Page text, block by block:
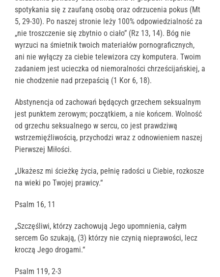
spotykania się z zaufaną osobą oraz odrzucenia pokus (Mt
5, 29-30). Po naszej stronie leży 100% odpowiedzialność za
„nie troszczenie się zbytnio o ciało” (Rz 13, 14). Bóg nie
wyrzuci na śmietnik twoich materiałów pornograficznych,
ani nie wyłączy za ciebie telewizora czy komputera. Twoim
zadaniem jest ucieczka od niemoralności chrześcijańskiej, a
nie chodzenie nad przepaścią (1 Kor 6, 18).
Abstynencja od zachowań będących grzechem seksualnym
jest punktem zerowym; początkiem, a nie końcem. Wolność
od grzechu seksualnego w sercu, co jest prawdziwą
wstrzemięźliwością, przychodzi wraz z odnowieniem naszej
Pierwszej Miłości.
„Ukażesz mi ścieżkę życia, pełnię radości u Ciebie, rozkosze
na wieki po Twojej prawicy.“
Psalm 16, 11
„Szczęśliwi, którzy zachowują Jego upomnienia, całym
sercem Go szukają, (3) którzy nie czynią nieprawości, lecz
kroczą Jego drogami.“
Psalm 119, 2-3